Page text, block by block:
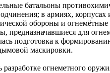
батальоны
в армиях,
обороны и
предназначавшиеся для
подготовка к
маскировки.
огнеметного